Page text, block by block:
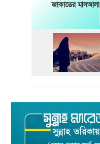
জাকাতের মাসআলা